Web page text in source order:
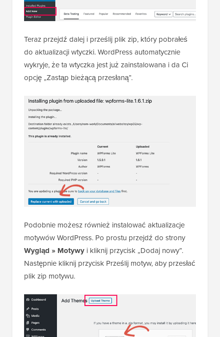
Teraz przejdź dalej i prześlij plik zip, który pobrałeś
do aktualizacji wtyczki. WordPress automatycznie
wykryje, że ta wtyczka jest już zainstalowana i da Ci
opcję „Zastąp bieżącą przesłaną”.
Podobnie możesz również instalować aktualizacje
motywów WordPress. Po prostu przejdź do strony
Wygląd » Motywy i kliknij przycisk „Dodaj nowy”.
Następnie kliknij przycisk Prześlij motyw, aby przesłać
plik zip motywu.